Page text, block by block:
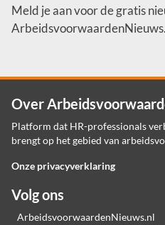
Meld je aan voor de gratis
Over
Platform dat HR-professionals
brengt op het gebied van
Onze privacyverklaring
Volg ons
ArbeidsvoorwaardenNieuws.nl